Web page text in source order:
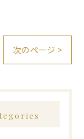
次のページ >